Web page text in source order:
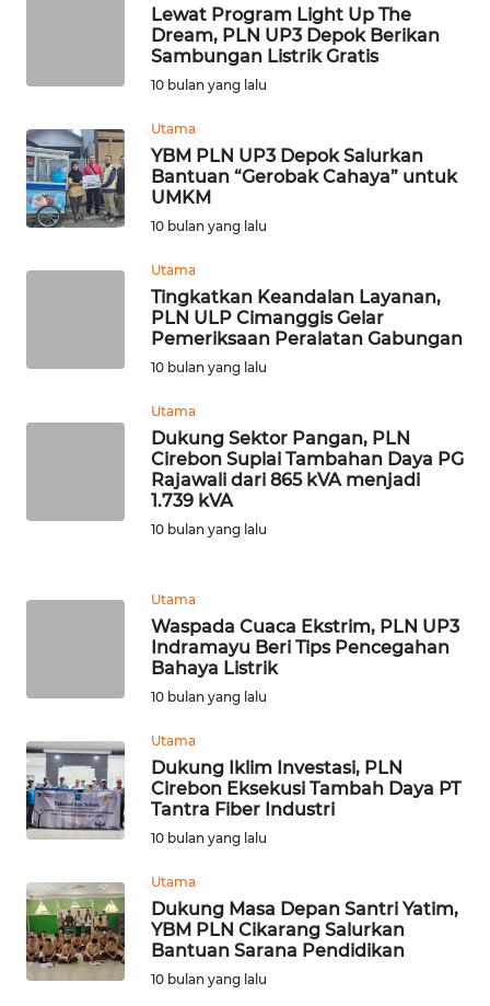
Lewat Program Light Up The
Dream, PLN UP3 Depok Berikan
Sambungan Listrik Gratis
10 bulan yang lalu
Utama
YBM PLN UP3 Depok Salurkan
Bantuan “Gerobak Cahaya” untuk
UMKM
10 bulan yang lalu
Utama
Tingkatkan Keandalan Layanan,
PLN ULP Cimanggis Gelar
Pemeriksaan Peralatan Gabungan
10 bulan yang lalu
Utama
Dukung Sektor Pangan, PLN
Cirebon Suplai Tambahan Daya PG
Rajawali dari 865 kVA menjadi
1.739 kVA
10 bulan yang lalu
Utama
Waspada Cuaca Ekstrim, PLN UP3
Indramayu Beri Tips Pencegahan
Bahaya Listrik
10 bulan yang lalu
Utama
Dukung Iklim Investasi, PLN
Cirebon Eksekusi Tambah Daya PT
Tantra Fiber Industri
10 bulan yang lalu
Utama
Dukung Masa Depan Santri Yatim,
YBM PLN Cikarang Salurkan
Bantuan Sarana Pendidikan
10 bulan yang lalu
WN
WN
SUBANG
SUKABUMI
WN
WN
BOROBUDUR
WN
MADURA
WN
WN
NATUNA